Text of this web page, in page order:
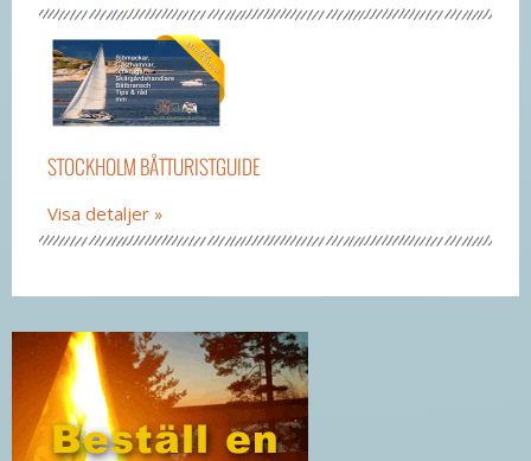
STOCKHOLM BÅTTURISTGUIDE
Visa detaljer